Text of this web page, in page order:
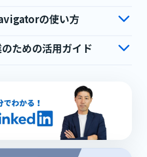
の使い方
ための活用ガイド